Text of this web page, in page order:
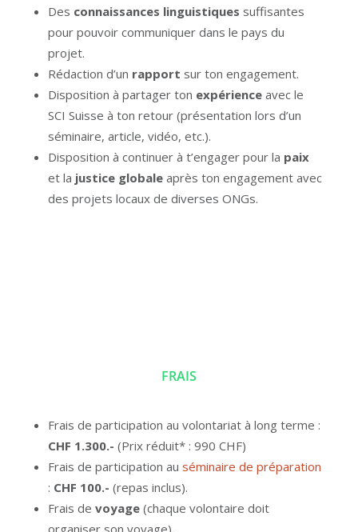
Des connaissances linguistiques suffisantes
pour pouvoir communiquer dans le pays du
projet.
Rédaction d’un rapport sur ton engagement.
Disposition à partager ton expérienceavec le
SCI Suisse à ton retour (présentation lors d’un
séminaire, article, vidéo, etc.).
Disposition à continuer à t’engager pour la paix
et la justice globaleaprès ton engagement avec
des projets locaux de diverses ONGs.
FRAIS
Frais de participation au volontariat à long terme :
CHF 1.300.- (Prix réduit* : 990 CHF)
Frais de participation au séminaire de préparation
: CHF 100.- (repas inclus).
Frais de voyage (chaque volontaire doit